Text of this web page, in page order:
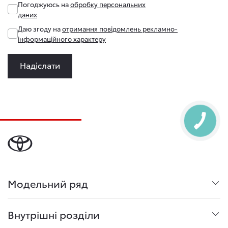
Погоджуюсь наобробку персональних
даних
Даю згоду наотримання повідомлень рекламно-
інформаційного характеру
Надіслати
Модельний ряд
Внутрішні розділи